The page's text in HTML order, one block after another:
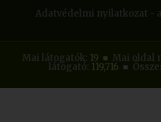
Adatvédelmi nyilatkozat -
Mai látogatók: 19 ■ Mai oldal
látogató: 119,716 ■